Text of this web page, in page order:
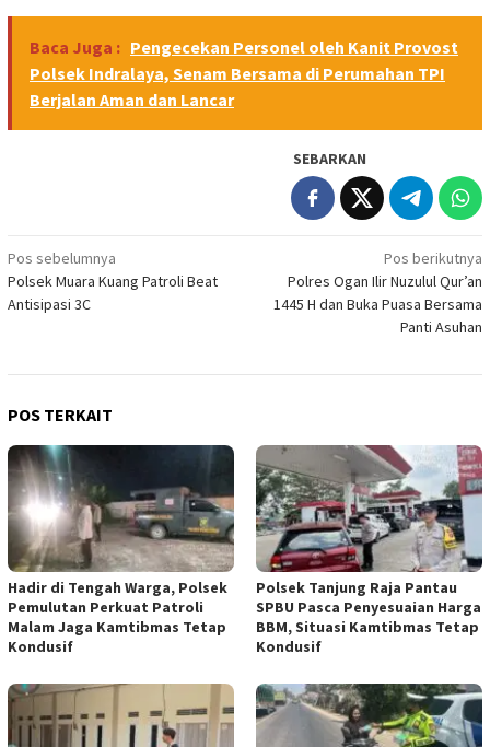
Baca Juga : Pengecekan Personel oleh Kanit Provost
Polsek Indralaya, Senam Bersama di Perumahan TPI
Berjalan Aman dan Lancar
SEBARKAN
Navigasi
pos
Pos sebelumnya
Polsek Muara Kuang Patroli Beat
Antisipasi 3C
Pos berikutnya
Polres Ogan Ilir Nuzulul Qur’an
1445 H dan Buka Puasa Bersama
Panti Asuhan
POS TERKAIT
Hadir di Tengah Warga, Polsek
Pemulutan Perkuat Patroli
Malam Jaga Kamtibmas Tetap
Kondusif
Polsek Tanjung Raja Pantau
SPBU Pasca Penyesuaian Harga
BBM, Situasi Kamtibmas Tetap
Kondusif